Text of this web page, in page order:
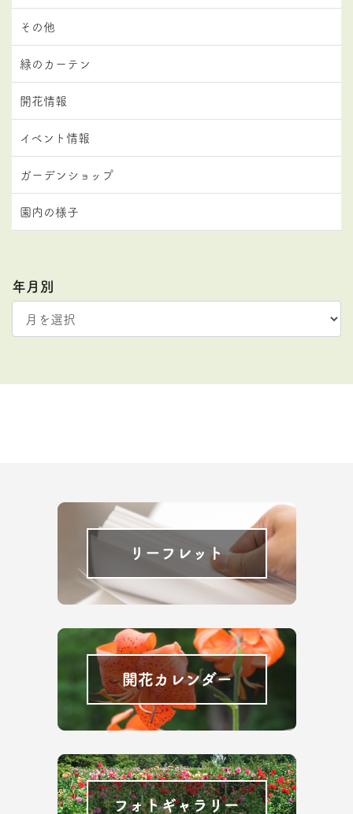
その他
緑のカーテン
開花情報
イベント情報
ガーデンショップ
園内の様子
年月別